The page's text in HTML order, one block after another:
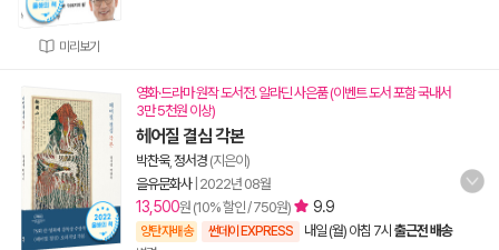
미리보기
영화·드라마 원작 도서전. 알라딘 사은품 (이벤트 도서 포함 국내서
3만 5천원 이상)
헤어질 결심 각본
박찬욱, 정서경 (지은이)
을유문화사| 2022년 08월
13,500원 (10% 할인 / 750원) 9.9
양탄자배송 썬데이 EXPRESS 내일 (월) 아침 7시 출근전 배송